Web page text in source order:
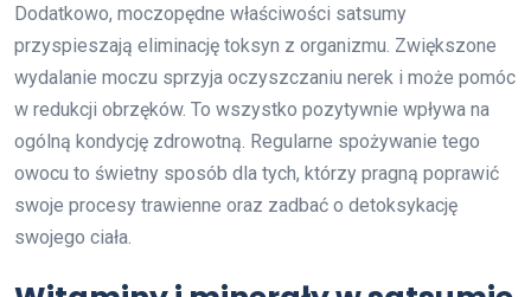
Dodatkowo, moczopędne właściwości satsumy
przyspieszają eliminację toksyn z organizmu. Zwiększone
wydalanie moczu sprzyja oczyszczaniu nerek i może pomóc
w redukcji obrzęków. To wszystko pozytywnie wpływa na
ogólną kondycję zdrowotną. Regularne spożywanie tego
owocu to świetny sposób dla tych, którzy pragną poprawić
swoje procesy trawienne oraz zadbać o detoksykację
swojego ciała.